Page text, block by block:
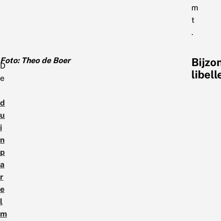
m
t
.
D
e
d
u
i
n
p
a
r
e
l
m
Foto: Theo de Boer